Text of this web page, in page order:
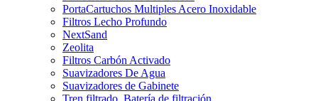
PortaCartuchos Multiples Acero Inoxidable
Filtros Lecho Profundo
NextSand
Zeolita
Filtros Carbón Activado
Suavizadores De Agua
Suavizadores de Gabinete
Tren filtrado, Batería de filtración